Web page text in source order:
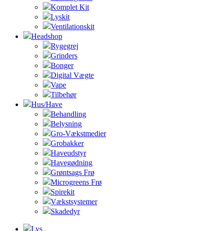
Komplet Kit
Lyskit
Ventilationskit
Headshop
Rygegrej
Grinders
Bonger
Digital Vægte
Vape
Tilbehør
Hus/Have
Behandling
Belysning
Gro-Vækstmedier
Grobakker
Haveudstyr
Havegødning
Grøntsags Frø
Microgreens Frø
Spirekit
Vækstsystemer
Skadedyr
Lys